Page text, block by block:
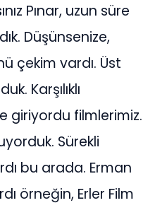
Pınar, uzun süre
Düşünsenize,
çekim vardı. Üst
Karşılıklı
giriyordu filmlerimiz.
Sürekli
bu arada. Erman
örneğin, Erler Film